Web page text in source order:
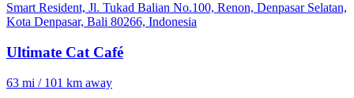
Smart Resident, Jl. Tukad Balian No.100, Renon, Denpasar Selatan,
Kota Denpasar, Bali 80266, Indonesia
Ultimate Cat Café
63 mi / 101 km away